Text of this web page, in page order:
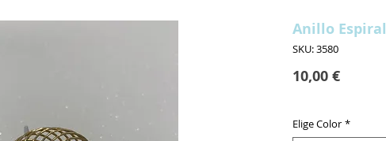
Anillo Espiral
SKU: 3580
10,00 €Precio
Elige Color *